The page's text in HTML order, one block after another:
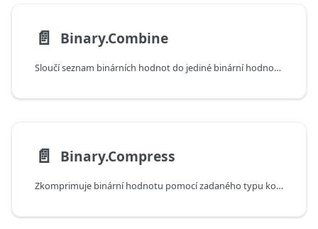
📄️ Binary.Combine
Sloučí seznam binárních hodnot do jediné binární hodnoty.
📄️ Binary.Compress
Zkomprimuje binární hodnotu pomocí zadaného typu komprese.